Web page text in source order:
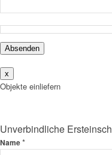
Absenden
x
Objekte einliefern
Unverbindliche
Name*